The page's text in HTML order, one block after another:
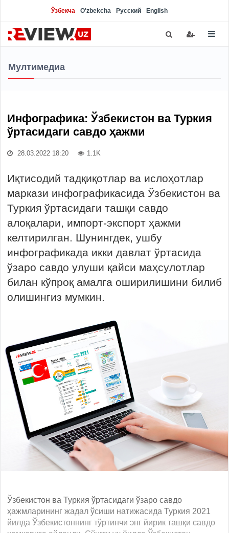
Ўзбекча O'zbekcha Русский English
Мултимедиа
Инфографика: Ўзбекистон ва Туркия
ўртасидаги савдо ҳажми
28.03.2022 18:20 1.1K
Иқтисодий тадқиқотлар ва ислоҳотлар
маркази инфографикасида Ўзбекистон ва
Туркия ўртасидаги ташқи савдо
алоқалари, импорт-экспорт ҳажми
келтирилган. Шунингдек, ушбу
инфографикада икки давлат ўртасида
ўзаро савдо улуши қайси маҳсулотлар
билан кўпроқ амалга оширилишини билиб
олишингиз мумкин.
Ўзбекистон ва Туркия ўртасидаги ўзаро савдо
ҳажмларининг жадал ўсиши натижасида Туркия 2021
йилда Ўзбекистоннинг тўртинчи энг йирик ташқи савдо